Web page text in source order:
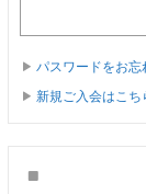
パスワードをお忘
新規ご入会はこち